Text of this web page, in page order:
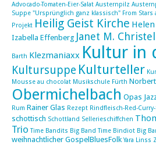
Advocado-Tomaten-Eier-Salat Austernpilz
Suppe "Ursprünglich ganz klassisch" From Stars
Projekt Heilig Geist Kirche
Izabella Effenberg Janet M. Christel
Barth Klezmaniaxx Kultur in
Kultursuppe Kulturteller
Mousse au chocolat Musikschule Fürth
Obermichelbach Opas
Rum Rainer Glas Rezept Rindfleisch-Red-
schottisch Schottland Sellerieschiffchen
Trio Time Bandits Big Band Time Bindiot Big
weihnachtlicher GospelBluesFolk Yara Linss